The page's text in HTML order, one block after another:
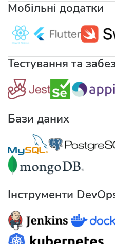
Мобільні додатки
Тестування та
Бази даних
Інструменти